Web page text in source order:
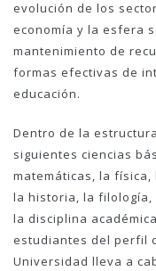
evolución de los
economía y la esfera
mantenimiento de
formas efectivas de
educación.
Dentro de la
siguientes ciencias
matemáticas, la
la historia, la filología,
la disciplina
estudiantes del perfil
Universidad lleva a